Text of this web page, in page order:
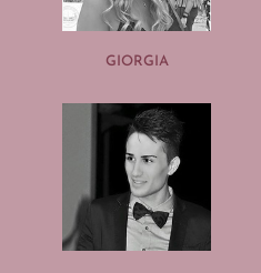
GIORGIA